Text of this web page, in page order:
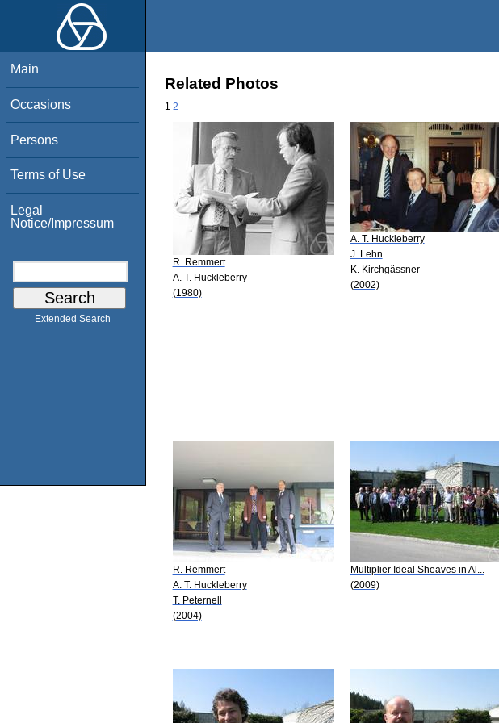
Main
Occasions
Persons
Terms of Use
Legal
Notice/Impressum
Extended Search
Related Photos
1 2
R. Remmert
A. T. Huckleberry
(1980)
A. T. Huckleberry
J. Lehn
K. Kirchgässner
(2002)
R. Remmert
A. T. Huckleberry
T. Peternell
(2004)
Multiplier Ideal Sheaves in Al...
(2009)